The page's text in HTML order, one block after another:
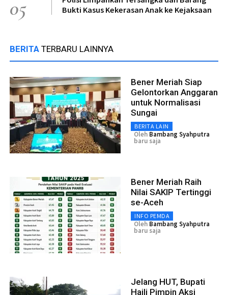
05
Bukti Kasus Kekerasan Anak ke Kejaksaan
BERITA TERBARU LAINNYA
Bener Meriah Siap
Gelontorkan Anggaran
untuk Normalisasi
Sungai
BERITA LAIN
Oleh Bambang Syahputra
baru saja
Bener Meriah Raih
Nilai SAKIP Tertinggi
se-Aceh
INFO PEMDA
Oleh Bambang Syahputra
baru saja
Jelang HUT, Bupati
Haili Pimpin Aksi